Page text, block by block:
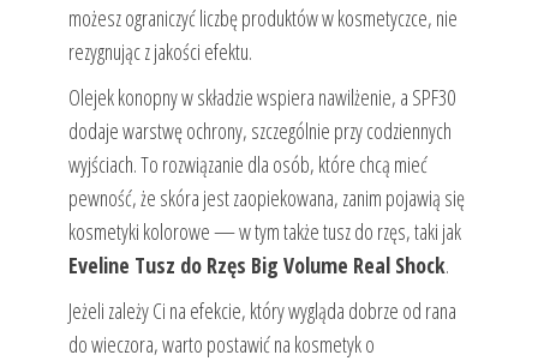
możesz ograniczyć liczbę produktów w kosmetyczce, nie
rezygnując z jakości efektu.
Olejek konopny w składzie wspiera nawilżenie, a SPF30
dodaje warstwę ochrony, szczególnie przy codziennych
wyjściach. To rozwiązanie dla osób, które chcą mieć
pewność, że skóra jest zaopiekowana, zanim pojawią się
kosmetyki kolorowe — w tym także tusz do rzęs, taki jak
Eveline Tusz do Rzęs Big Volume Real Shock.
Jeżeli zależy Ci na efekcie, który wygląda dobrze od rana
do wieczora, warto postawić na kosmetyk o